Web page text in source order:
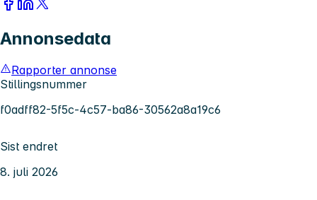
Annonsedata
Rapporter annonse
Stillingsnummer
f0adff82-5f5c-4c57-ba86-30562a8a19c6
Sist endret
8. juli 2026